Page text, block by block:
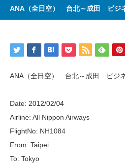
ANA（全日空） 台北～成田 ビジ
ANA（全日空） 台北～成田 ビジ
Date: 2012/02/04
Airline: All Nippon Airways
FlightNo: NH1084
From: Taipei
To: Tokyo